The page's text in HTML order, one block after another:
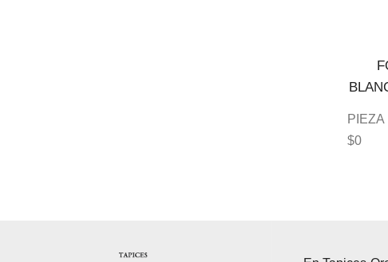
PIEZA
$0